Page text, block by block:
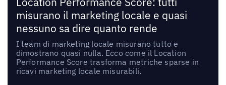
misurano il marketing locale e quasi
nessuno sa dire quanto rende
I team di marketing locale misurano tutto e
dimostrano quasi nulla. Ecco come il Location
Performance Score trasforma metriche sparse in
ricavi marketing locale misurabili.